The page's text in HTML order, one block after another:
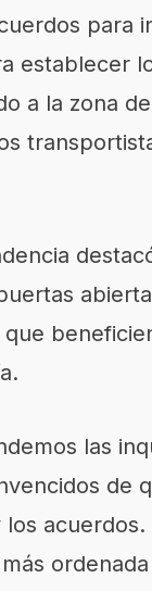
para
establecer
a la zona
las
de